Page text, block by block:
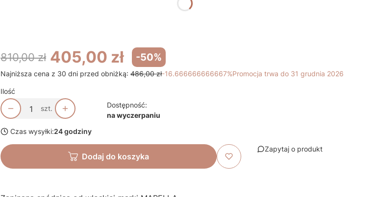
810,00 zł 405,00 zł -50%
Najniższa cena z 30 dni przed obniżką: 486,00 zł-16.666666666667%Promocja trwa do 31 grudnia 2026
Ilość
szt.
Dostępność:
na wyczerpaniu
Czas wysyłki:24 godziny
Dodaj do koszyka
Zapytaj o produkt